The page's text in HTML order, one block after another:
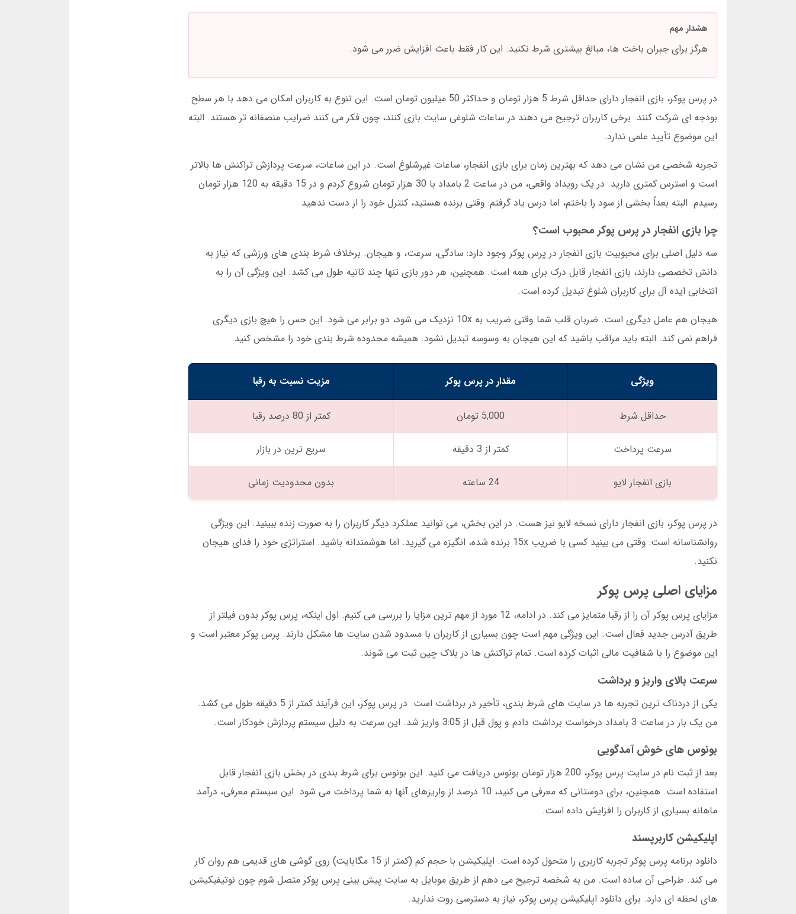
هشدار مهم
هرگز برای جبران باخت ها، مبالغ بیشتری شرط نکنید. این کار فقط باعث افزایش ضرر می شود.
در پرس پوکر، بازی انفجار دارای حداقل شرط 5 هزار تومان و حداکثر 50 میلیون تومان است. این تنوع به کاربران امکان می دهد با هر سطح
بودجه ای شرکت کنند. برخی کاربران ترجیح می دهند در ساعات شلوغی سایت بازی کنند، چون فکر می کنند ضرایب منصفانه تر هستند. البته
این موضوع تأیید علمی ندارد.
تجربه شخصی من نشان می دهد که بهترین زمان برای بازی انفجار، ساعات غیرشلوغ است. در این ساعات، سرعت پردازش تراکنش ها بالاتر
است و استرس کمتری دارید. در یک رویداد واقعی، من در ساعت 2 بامداد با 30 هزار تومان شروع کردم و در 15 دقیقه به 120 هزار تومان
رسیدم. البته بعداً بخشی از سود را باختم، اما درس یاد گرفتم: وقتی برنده هستید، کنترل خود را از دست ندهید.
چرا بازی انفجار در پرس پوکر محبوب است؟
سه دلیل اصلی برای محبوبیت بازی انفجار در پرس پوکر وجود دارد: سادگی، سرعت، و هیجان. برخلاف شرط بندی های ورزشی که نیاز به
دانش تخصصی دارند، بازی انفجار قابل درک برای همه است. همچنین، هر دور بازی تنها چند ثانیه طول می کشد. این ویژگی آن را به
انتخابی ایده آل برای کاربران شلوغ تبدیل کرده است.
هیجان هم عامل دیگری است. ضربان قلب شما وقتی ضریب به 10x نزدیک می شود، دو برابر می شود. این حس را هیچ بازی دیگری
فراهم نمی کند. البته باید مراقب باشید که این هیجان به وسوسه تبدیل نشود. همیشه محدوده شرط بندی خود را مشخص کنید.
ویژگی مقدار در پرس پوکر مزیت نسبت به رقبا
حداقل شرط 5,000 تومان کمتر از 80 درصد رقبا
سرعت پرداخت کمتر از 3 دقیقه سریع ترین در بازار
بازی انفجار لایو 24 ساعته بدون محدودیت زمانی
در پرس پوکر، بازی انفجار دارای نسخه لایو نیز هست. در این بخش، می توانید عملکرد دیگر کاربران را به صورت زنده ببینید. این ویژگی
روانشناسانه است: وقتی می بینید کسی با ضریب 15x برنده شده، انگیزه می گیرید. اما هوشمندانه باشید. استراتژی خود را فدای هیجان
نکنید.
مزایای اصلی پرس پوکر
مزایای پرس پوکر آن را از رقبا متمایز می کند. در ادامه، 12 مورد از مهم ترین مزایا را بررسی می کنیم. اول اینکه، پرس پوکر بدون فیلتر از
طریق آدرس جدید فعال است. این ویژگی مهم است چون بسیاری از کاربران با مسدود شدن سایت ها مشکل دارند. پرس پوکر معتبر است و
این موضوع را با شفافیت مالی اثبات کرده است. تمام تراکنش ها در بلاک چین ثبت می شوند.
سرعت بالای واریز و برداشت
یکی از دردناک ترین تجربه ها در سایت های شرط بندی، تأخیر در برداشت است. در پرس پوکر، این فرآیند کمتر از 5 دقیقه طول می کشد.
من یک بار در ساعت 3 بامداد درخواست برداشت دادم و پول قبل از 3:05 واریز شد. این سرعت به دلیل سیستم پردازش خودکار است.
بونوس های خوش آمدگویی
بعد از ثبت نام در سایت پرس پوکر، 200 هزار تومان بونوس دریافت می کنید. این بونوس برای شرط بندی در بخش بازی انفجار قابل
استفاده است. همچنین، برای دوستانی که معرفی می کنید، 10 درصد از واریزهای آنها به شما پرداخت می شود. این سیستم معرفی، درآمد
ماهانه بسیاری از کاربران را افزایش داده است.
اپلیکیشن کاربرپسند
دانلود برنامه پرس پوکر تجربه کاربری را متحول کرده است. اپلیکیشن با حجم کم (کمتر از 15 مگابایت) روی گوشی های قدیمی هم روان کار
می کند. طراحی آن ساده است. من به شخصه ترجیح می دهم از طریق موبایل به سایت پیش بینی پرس پوکر متصل شوم چون نوتیفیکیشن
های لحظه ای دارد. برای دانلود اپلیکیشن پرس پوکر، نیاز به دسترسی روت ندارید.